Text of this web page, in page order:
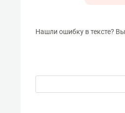
Нашли ошибку в тексте?